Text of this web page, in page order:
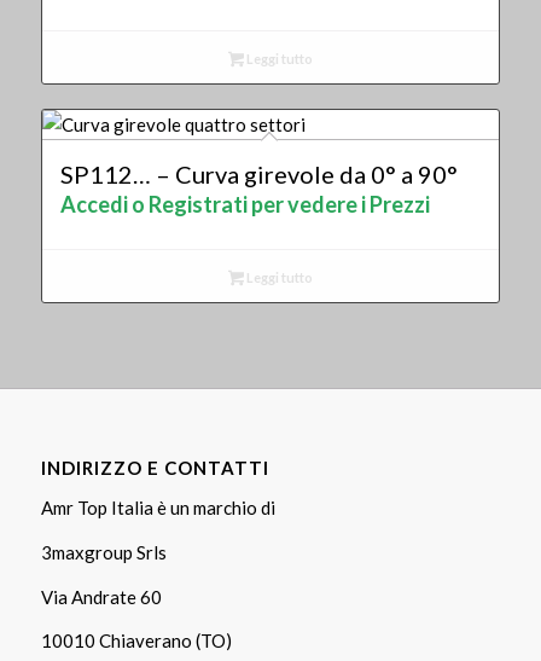
Leggi tutto
SP112… – Curva girevole da 0° a 90°
Accedi o Registrati per vedere i Prezzi
Leggi tutto
INDIRIZZO E CONTATTI
Amr Top Italia è un marchio di
3maxgroup Srls
Via Andrate 60
10010 Chiaverano (TO)